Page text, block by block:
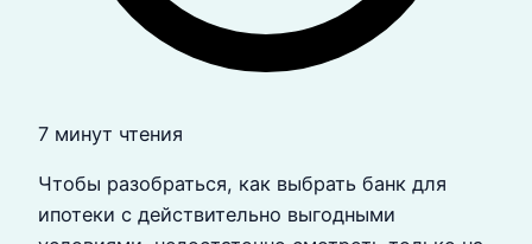
7 минут чтения
Чтобы разобраться, как выбрать банк для
ипотеки с действительно выгодными